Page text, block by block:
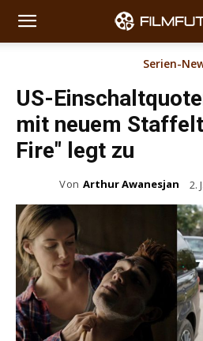
Serien-
US-
mit neuem
Fire" legt zu
Von Arthur Awanesjan 2.